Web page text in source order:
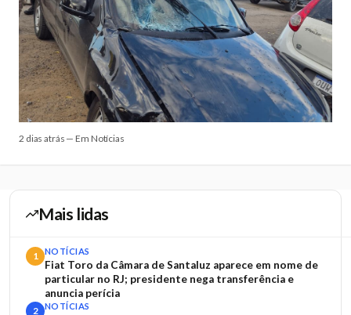
2 dias atrás — Em Notícias
Mais lidas
1 NOTÍCIAS
Fiat Toro da Câmara de Santaluz aparece em nome de
particular no RJ; presidente nega transferência e
anuncia perícia
2 NOTÍCIAS